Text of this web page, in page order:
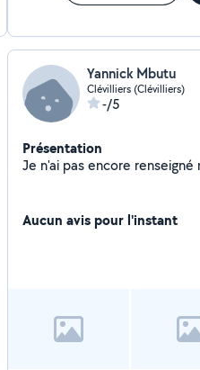
Yannick Mbutu
Clévilliers (Clévilliers)
-/5
Présentation
Aucun avis pour l'instant